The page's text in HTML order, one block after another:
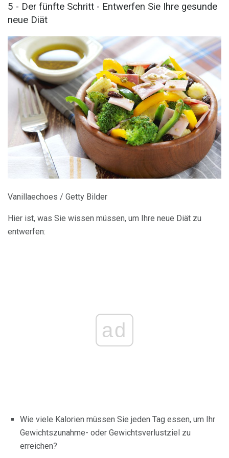
5 - Der fünfte Schritt - Entwerfen Sie Ihre gesunde
neue Diät
Vanillaechoes / Getty Bilder
Hier ist, was Sie wissen müssen, um Ihre neue Diät zu
entwerfen:
ad
Wie viele Kalorien müssen Sie jeden Tag essen, um Ihr
Gewichtszunahme- oder Gewichtsverlustziel zu
erreichen?